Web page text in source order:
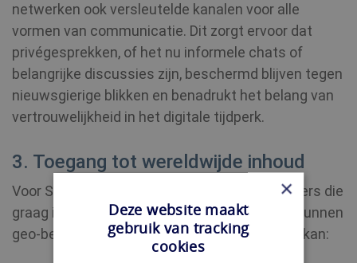
netwerken ook versleutelde kanalen voor alle
vormen van communicatie. Dit zorgt ervoor dat
privégesprekken, of het nu informele chats of
belangrijke discussies zijn, beschermd blijven tegen
nieuwsgierige blikken en benadrukt het belang van
vertrouwelijkheid in het digitale tijdperk.
3. Toegang tot wereldwijde inhoud
Voor Singaporezen in het buitenland of inwoners die
graag internationale content willen bekijken, kunnen
geo-beperkingen obstakels vormen. Een VPN kan:
×
Deze website maakt
gebruik van tracking
cookies